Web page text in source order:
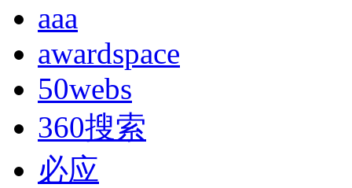
aaa
awardspace
50webs
360搜索
必应